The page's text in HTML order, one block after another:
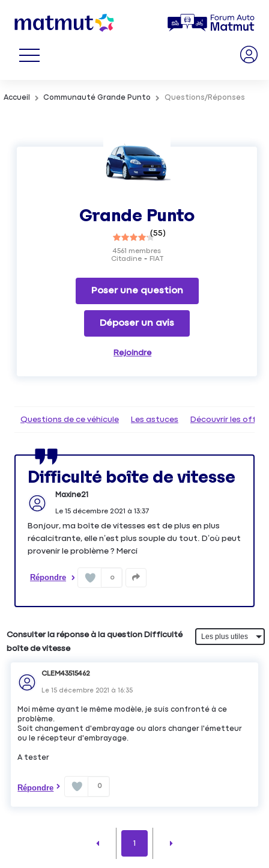
Accueil Communauté Grande Punto Questions/Réponses
Grande Punto
(55)
Citadine FIAT
4561 membres
Poser une question
Déposer un avis
Rejoindre
Questions de ce véhicule Les astuces Découvrir les
Difficulté boîte de vitesse
Maxine21
Le 15 décembre 2021 à 13:37
Bonjour, ma boîte de vitesses est de plus en plus
récalcitrante, elle n’est plus souple du tout. D’où peut
Répondre 0
Consulter la réponse à la question Difficulté
boîte de vitesse
CLEM43515462
Le15 décembre 2021 à16:35
Moi même ayant le même modèle, je suis confronté à ce
problème.
Soit changement d'embrayage ou alors changer l'émetteur
ou le récepteur d'embrayage.
A tester
Répondre 0
1